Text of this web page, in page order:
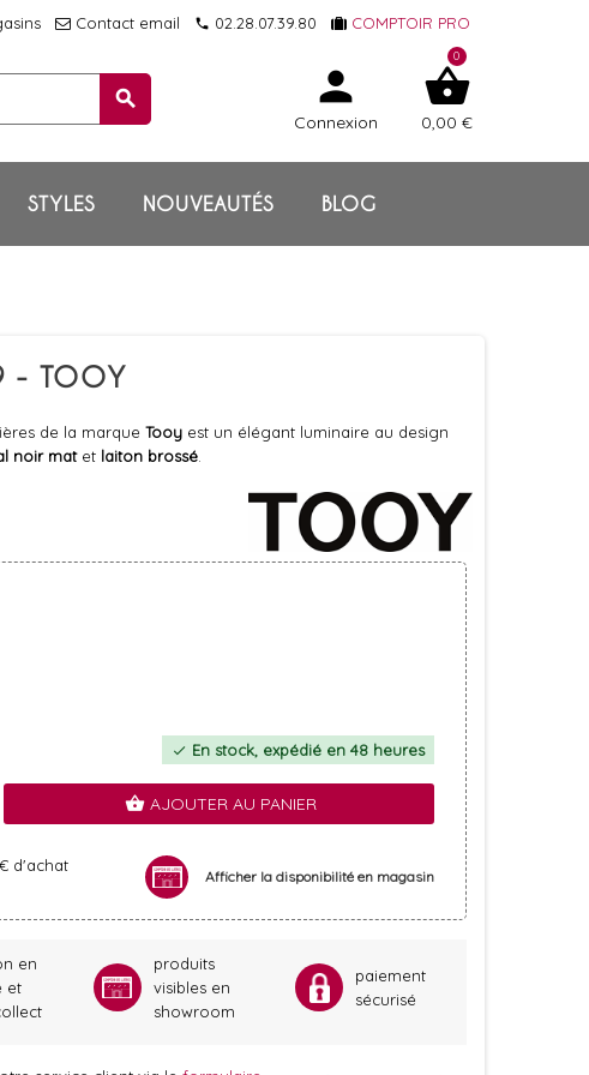
Contact email local_phone 02.28.07.39.80 COMPTOIR PRO
search person
Connexion
shopping_basket
0,00 €
0
STYLES NOUVEAUTÉS BLOG
- TOOY
de la marque Tooyest un élégant luminaire au design
noir matet laiton brossé.
check En stock, expédié en 48 heures
shopping_basket AJOUTER AU PANIER
d'achat
Afficher la disponibilité en magasin
en
et
produits
visibles en
showroom
paiement
sécurisé